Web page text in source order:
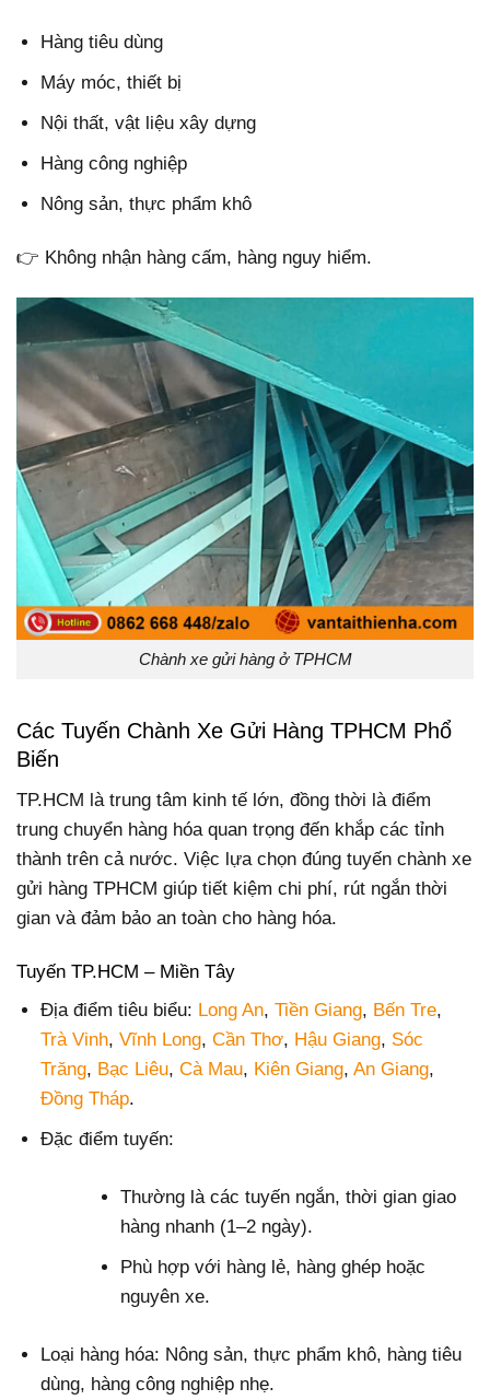
Hàng tiêu dùng
Máy móc, thiết bị
Nội thất, vật liệu xây dựng
Hàng công nghiệp
Nông sản, thực phẩm khô
👉 Không nhận hàng cấm, hàng nguy hiểm.
Chành xe gửi hàng ở TPHCM
Các Tuyến Chành Xe Gửi Hàng TPHCM Phổ
Biến
TP.HCM là trung tâm kinh tế lớn, đồng thời là điểm
trung chuyển hàng hóa quan trọng đến khắp các tỉnh
thành trên cả nước. Việc lựa chọn đúng tuyến chành xe
gửi hàng TPHCM giúp tiết kiệm chi phí, rút ngắn thời
gian và đảm bảo an toàn cho hàng hóa.
Tuyến TP.HCM – Miền Tây
Địa điểm tiêu biểu: Long An,Tiền Giang, Bến Tre,
Trà Vinh,Vĩnh Long,Cần Thơ, Hậu Giang, Sóc
Trăng, Bạc Liêu,Cà Mau, Kiên Giang,An Giang,
Đồng Tháp.
Đặc điểm tuyến:
Thường là các tuyến ngắn, thời gian giao
hàng nhanh (1–2 ngày).
Phù hợp với hàng lẻ, hàng ghép hoặc
nguyên xe.
Loại hàng hóa: Nông sản, thực phẩm khô, hàng tiêu
dùng, hàng công nghiệp nhẹ.